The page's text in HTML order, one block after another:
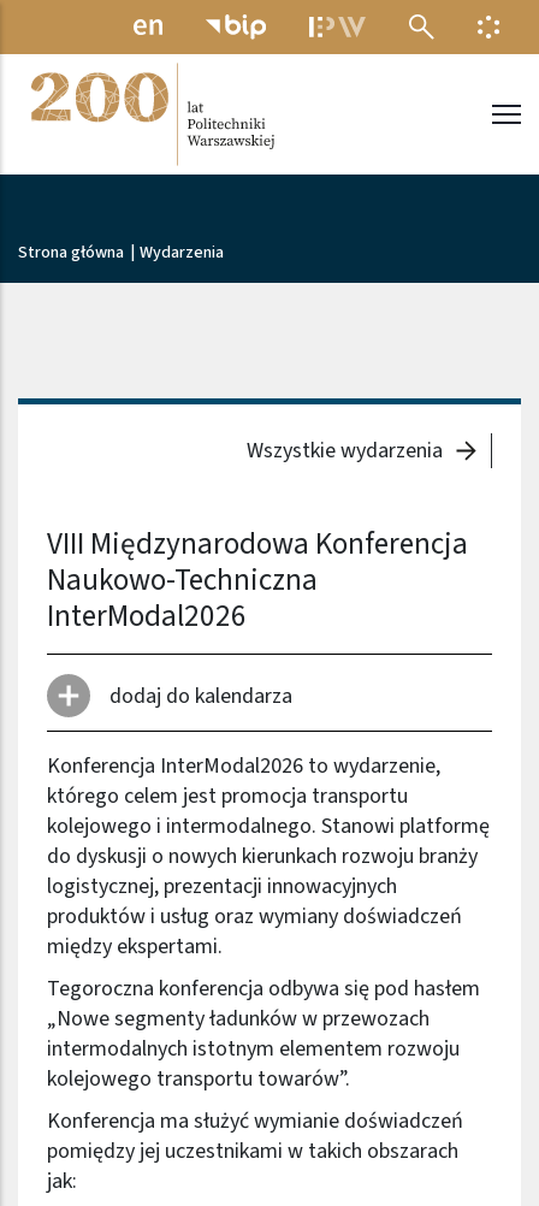
Przejdź do treści
MENU
Ścieżka nawigacyjna
Strona główna Wydarzenia
dodaj do kalendarza
Wszystkie wydarzenia
VIII Międzynarodowa Konferencja
Naukowo-Techniczna
InterModal2026
Konferencja InterModal2026 to wydarzenie,
którego celem jest promocja transportu
kolejowego i intermodalnego. Stanowi platformę
do dyskusji o nowych kierunkach rozwoju branży
logistycznej, prezentacji innowacyjnych
produktów i usług oraz wymiany doświadczeń
między ekspertami.
Tegoroczna konferencja odbywa się pod hasłem
„Nowe segmenty ładunków w przewozach
intermodalnych istotnym elementem rozwoju
kolejowego transportu towarów”.
Konferencja ma służyć wymianie doświadczeń
pomiędzy jej uczestnikami w takich obszarach
jak: